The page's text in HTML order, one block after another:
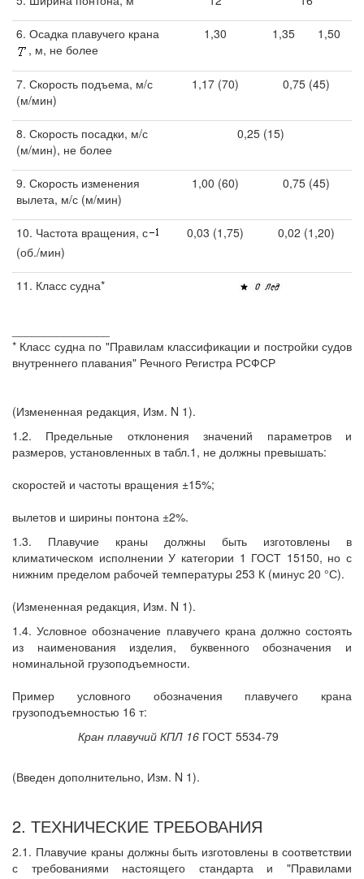
6. Осадка плавучего крана
, м, не более
1,30 1,35 1,50
7. Скорость подъема, м/с
(м/мин)
1,17 (70) 0,75 (45)
8. Скорость посадки, м/с
(м/мин), не более
0,25 (15)
9. Скорость изменения
вылета, м/с (м/мин)
1,00 (60) 0,75 (45)
10. Частота вращения, с
(об./мин)
0,03 (1,75) 0,02 (1,20)
11. Класс судна*
* Класс судна по "Правилам классификации и постройки судов
внутреннего плавания" Речного Регистра РСФСР
(Измененная редакция, Изм. N 1).
1.2. Предельные отклонения значений параметров и
размеров, установленных в табл.1, не должны превышать:
скоростей и частоты вращения ±15%;
вылетов и ширины понтона ±2%.
1.3. Плавучие краны должны быть изготовлены в
климатическом исполнении У категории 1 ГОСТ 15150, но с
нижним пределом рабочей температуры 253 К (минус 20 °С).
(Измененная редакция, Изм. N 1).
1.4. Условное обозначение плавучего крана должно состоять
из наименования изделия, буквенного обозначения и
номинальной грузоподъемности.
Пример условного обозначения плавучего крана
грузоподъемностью 16 т:
Кран плавучий КПЛ 16 ГОСТ 5534-79
(Введен дополнительно, Изм. N 1).
2. ТЕХНИЧЕСКИЕ ТРЕБОВАНИЯ
2.1. Плавучие краны должны быть изготовлены в соответствии
с требованиями настоящего стандарта и "Правилами